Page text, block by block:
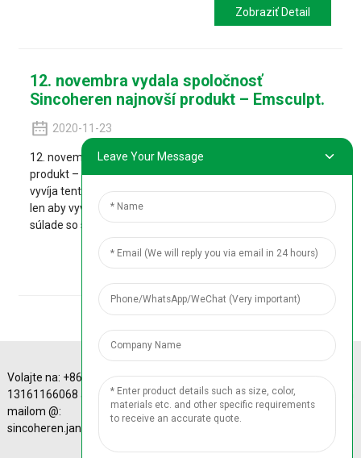
Zobraziť Detail
12. novembra vydala spoločnosť
Sincoheren najnovší produkt – Emsculpt.
2020-11-23
12. novembra vydala spoločnosť Sincoheren najnovší
produkt – Emsculpt. Táto strojová spoločnosť skúma a
vyvíja tento stroj dva roky a vykonala tisíce klinických testov,
len aby vyvinula kozmetické zariadenie, ktoré je viac v
súlade so spotrebou...
Zobraziť Detail
Volajte na: +86
13161166068 alebo e-
mailom @:
sincoheren.janice@gmail.com© Copyright - 2010-
A-4 Sinotrans Plaza,
43# Xizhimen
Beidajie, okres
Leave Your Message